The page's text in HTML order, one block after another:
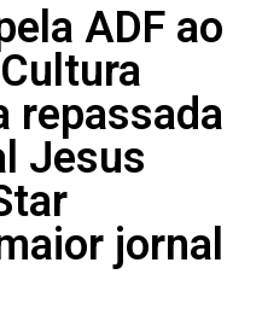
ADF ao
repassada
Jesus
jornal